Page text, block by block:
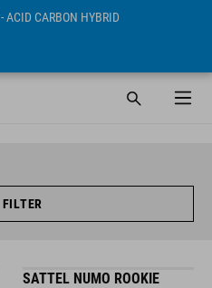
- ACID CARBON HYBRID
FILTER
SATTEL NUMO ROOKIE